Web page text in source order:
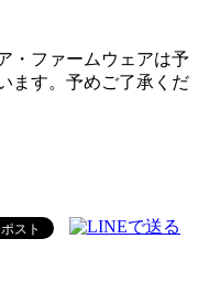
・ファームウェアは予
ます。予めご了承くだ